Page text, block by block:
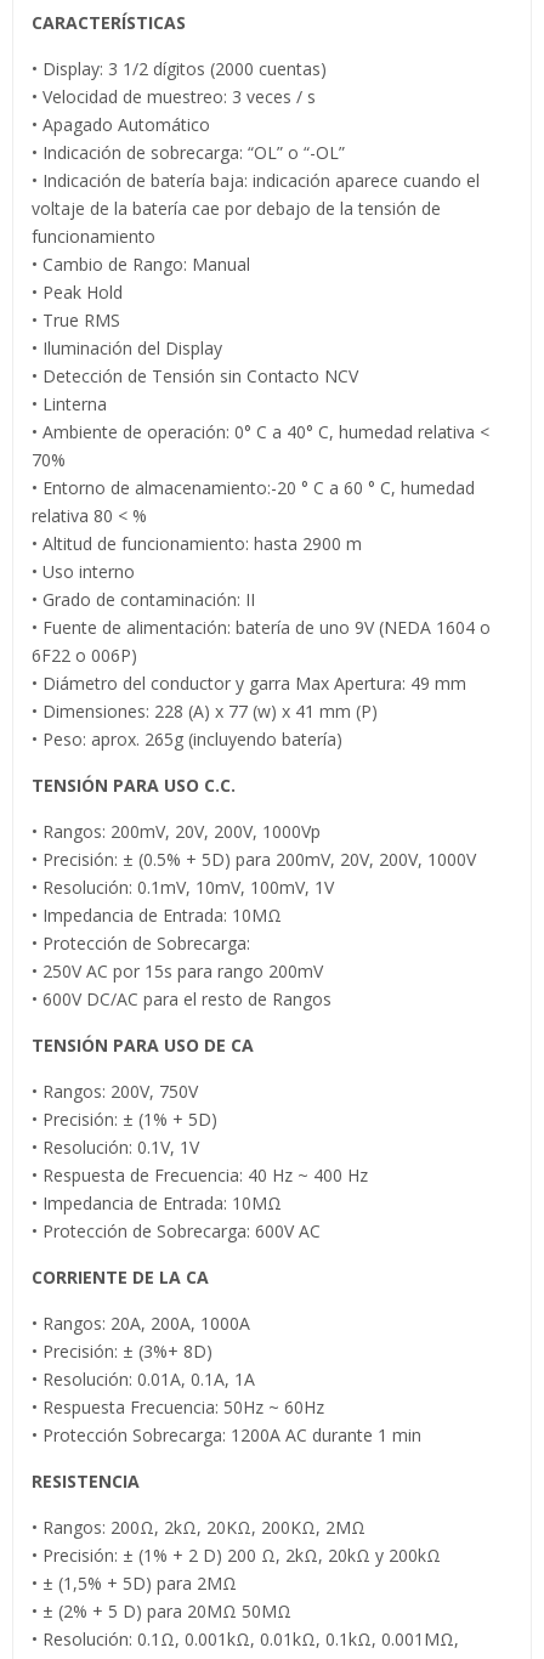
CARACTERÍSTICAS
• Display: 3 1/2 dígitos (2000 cuentas)
• Velocidad de muestreo: 3 veces / s
• Apagado Automático
• Indicación de sobrecarga: “OL” o “-OL”
• Indicación de batería baja: indicación aparece cuando el
voltaje de la batería cae por debajo de la tensión de
funcionamiento
• Cambio de Rango: Manual
• Peak Hold
• True RMS
• Iluminación del Display
• Detección de Tensión sin Contacto NCV
• Linterna
• Ambiente de operación: 0° C a 40° C, humedad relativa <
70%
• Entorno de almacenamiento:-20 ° C a 60 ° C, humedad
relativa 80 < %
• Altitud de funcionamiento: hasta 2900 m
• Uso interno
• Grado de contaminación: II
• Fuente de alimentación: batería de uno 9V (NEDA 1604 o
6F22 o 006P)
• Diámetro del conductor y garra Max Apertura: 49 mm
• Dimensiones: 228 (A) x 77 (w) x 41 mm (P)
• Peso: aprox. 265g (incluyendo batería)
TENSIÓN PARA USO C.C.
• Rangos: 200mV, 20V, 200V, 1000Vp
• Precisión: ± (0.5% + 5D) para 200mV, 20V, 200V, 1000V
• Resolución: 0.1mV, 10mV, 100mV, 1V
• Impedancia de Entrada: 10MΩ
• Protección de Sobrecarga:
• 250V AC por 15s para rango 200mV
• 600V DC/AC para el resto de Rangos
TENSIÓN PARA USO DE CA
• Rangos: 200V, 750V
• Precisión: ± (1% + 5D)
• Resolución: 0.1V, 1V
• Respuesta de Frecuencia: 40 Hz ~ 400 Hz
• Impedancia de Entrada: 10MΩ
• Protección de Sobrecarga: 600V AC
CORRIENTE DE LA CA
• Rangos: 20A, 200A, 1000A
• Precisión: ± (3%+ 8D)
• Resolución: 0.01A, 0.1A, 1A
• Respuesta Frecuencia: 50Hz ~ 60Hz
• Protección Sobrecarga: 1200A AC durante 1 min
RESISTENCIA
• Rangos: 200Ω, 2kΩ, 20KΩ, 200KΩ, 2MΩ
• Precisión: ± (1% + 2 D) 200 Ω, 2kΩ, 20kΩ y 200kΩ
• ± (1,5% + 5D) para 2MΩ
• ± (2% + 5 D) para 20MΩ 50MΩ
• Resolución: 0.1Ω, 0.001kΩ, 0.01kΩ, 0.1kΩ, 0.001MΩ,